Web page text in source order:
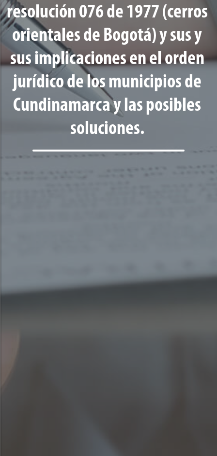
resolución 076 de 1977 (cerros
orientales de Bogotá) y sus y
sus implicaciones en el orden
jurídico de los municipios de
Cundinamarca y las posibles
soluciones.